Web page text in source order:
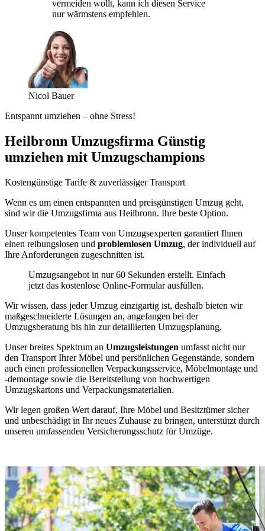
vermeiden wollt, kann ich diesen Service
nur wärmstens empfehlen.
Nicol Bauer
Entspannt umziehen – ohne Stress!
Heilbronn Umzugsfirma Günstig
umziehen mit Umzugschampions
Kostengünstige Tarife & zuverlässiger Transport
Wenn es um einen entspannten und preisgünstigen Umzug geht,
sind wir die Umzugsfirma aus Heilbronn. Ihre beste Option.
Unser kompetentes Team von Umzugsexperten garantiert Ihnen
einen reibungslosen und problemlosen Umzug, der individuell auf
Ihre Anforderungen zugeschnitten ist.
Umzugsangebot in nur 60 Sekunden erstellt. Einfach
jetzt das kostenlose Online-Formular ausfüllen.
Wir wissen, dass jeder Umzug einzigartig ist, deshalb bieten wir
maßgeschneiderte Lösungen an, angefangen bei der
Umzugsberatung bis hin zur detaillierten Umzugsplanung.
Unser breites Spektrum an Umzugsleistungen umfasst nicht nur
den Transport Ihrer Möbel und persönlichen Gegenstände, sondern
auch einen professionellen Verpackungsservice, Möbelmontage und
-demontage sowie die Bereitstellung von hochwertigen
Umzugskartons und Verpackungsmaterialien.
Wir legen großen Wert darauf, Ihre Möbel und Besitztümer sicher
und unbeschädigt in Ihr neues Zuhause zu bringen, unterstützt durch
unseren umfassenden Versicherungsschutz für Umzüge.